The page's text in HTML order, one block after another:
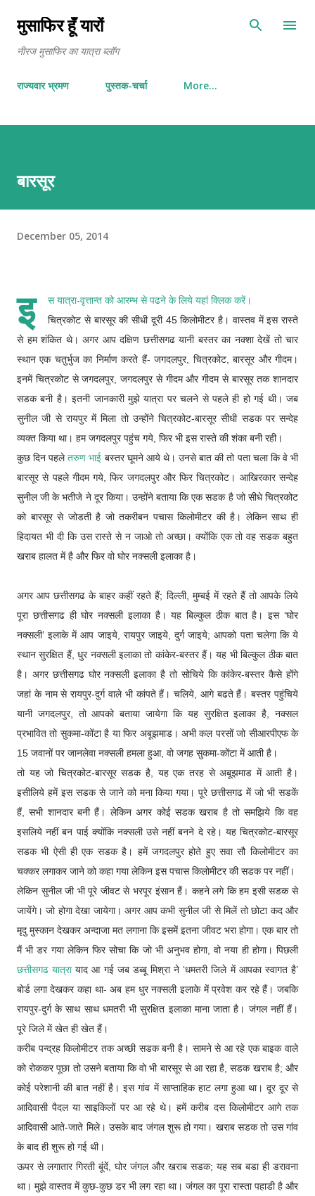
मुसाफिर हूँ यारों
नीरज मुसाफिर का यात्रा ब्लॉग
राज्यवार भ्रमण पुस्तक-चर्चा More…
बारसूर
December 05, 2014
इ स यात्रा-वृत्तान्त को आरम्भ से पढने के लिये यहां क्लिक करें।
चित्रकोट से बारसूर की सीधी दूरी 45 किलोमीटर है। वास्तव में इस रास्ते
से हम शंकित थे। अगर आप दक्षिण छत्तीसगढ यानी बस्तर का नक्शा देखें तो चार
स्थान एक चतुर्भुज का निर्माण करते हैं- जगदलपुर, चित्रकोट, बारसूर और गीदम।
इनमें चित्रकोट से जगदलपुर, जगदलपुर से गीदम और गीदम से बारसूर तक शानदार
सडक बनी है। इतनी जानकारी मुझे यात्रा पर चलने से पहले ही हो गई थी। जब
सुनील जी से रायपुर में मिला तो उन्होंने चित्रकोट-बारसूर सीधी सडक पर सन्देह
व्यक्त किया था। हम जगदलपुर पहुंच गये, फिर भी इस रास्ते की शंका बनी रही।
कुछ दिन पहलेतरुण भाई बस्तर घूमने आये थे। उनसे बात की तो पता चला कि वे भी
बारसूर से पहले गीदम गये, फिर जगदलपुर और फिर चित्रकोट। आखिरकार सन्देह
सुनील जी के भतीजे ने दूर किया। उन्होंने बताया कि एक सडक है जो सीधे चित्रकोट
को बारसूर से जोडती है जो तकरीबन पचास किलोमीटर की है। लेकिन साथ ही
हिदायत भी दी कि उस रास्ते से न जाओ तो अच्छा। क्योंकि एक तो वह सडक बहुत
खराब हालत में है और फिर वो घोर नक्सली इलाका है।
अगर आप छत्तीसगढ के बाहर कहीं रहते हैं; दिल्ली, मुम्बई में रहते हैं तो आपके लिये
पूरा छत्तीसगढ ही घोर नक्सली इलाका है। यह बिल्कुल ठीक बात है। इस ‘घोर
नक्सली’ इलाके में आप जाइये, रायपुर जाइये, दुर्ग जाइये; आपको पता चलेगा कि ये
स्थान सुरक्षित हैं, धुर नक्सली इलाका तो कांकेर-बस्तर हैं। यह भी बिल्कुल ठीक बात
है। अगर छत्तीसगढ घोर नक्सली इलाका है तो सोचिये कि कांकेर-बस्तर कैसे होंगे
जहां के नाम से रायपुर-दुर्ग वाले भी कांपते हैं। चलिये, आगे बढते हैं। बस्तर पहुंचिये
यानी जगदलपुर, तो आपको बताया जायेगा कि यह सुरक्षित इलाका है, नक्सल
प्रभावित तो सुकमा-कोंटा है या फिर अबूझमाड। अभी कल परसों जो सीआरपीएफ के
15 जवानों पर जानलेवा नक्सली हमला हुआ, वो जगह सुकमा-कोंटा में आती है।
तो यह जो चित्रकोट-बारसूर सडक है, यह एक तरह से अबूझमाड में आती है।
इसीलिये हमें इस सडक से जाने को मना किया गया। पूरे छत्तीसगढ में जो भी सडकें
हैं, सभी शानदार बनी हैं। लेकिन अगर कोई सडक खराब है तो समझिये कि वह
इसलिये नहीं बन पाई क्योंकि नक्सली उसे नहीं बनने दे रहे। यह चित्रकोट-बारसूर
सडक भी ऐसी ही एक सडक है। हमें जगदलपुर होते हुए सवा सौ किलोमीटर का
चक्कर लगाकर जाने को कहा गया लेकिन इस पचास किलोमीटर की सडक पर नहीं।
लेकिन सुनील जी भी पूरे जीवट से भरपूर इंसान हैं। कहने लगे कि हम इसी सडक से
जायेंगे। जो होगा देखा जायेगा। अगर आप कभी सुनील जी से मिलें तो छोटा कद और
मृदु मुस्कान देखकर अन्दाजा मत लगाना कि इसमें इतना जीवट भरा होगा। एक बार तो
मैं भी डर गया लेकिन फिर सोचा कि जो भी अनुभव होगा, वो नया ही होगा। पिछली
छत्तीसगढ यात्रायाद आ गई जब डब्बू मिश्रा ने ‘धमतरी जिले में आपका स्वागत है’
बोर्ड लगा देखकर कहा था- अब हम धुर नक्सली इलाके में प्रवेश कर रहे हैं। जबकि
रायपुर-दुर्ग के साथ साथ धमतरी भी सुरक्षित इलाका माना जाता है। जंगल नहीं हैं।
पूरे जिले में खेत ही खेत हैं।
करीब पन्द्रह किलोमीटर तक अच्छी सडक बनी है। सामने से आ रहे एक बाइक वाले
को रोककर पूछा तो उसने बताया कि वो भी बारसूर से आ रहा है, सडक खराब है; और
कोई परेशानी की बात नहीं है। इस गांव में साप्ताहिक हाट लगा हुआ था। दूर दूर से
आदिवासी पैदल या साइकिलों पर आ रहे थे। हमें करीब दस किलोमीटर आगे तक
आदिवासी आते-जाते मिले। उसके बाद जंगल शुरू हो गया। खराब सडक तो उस गांव
के बाद ही शुरू हो गई थी।
ऊपर से लगातार गिरती बूंदें, घोर जंगल और खराब सडक; यह सब बडा ही डरावना
था। मुझे वास्तव में कुछ-कुछ डर भी लग रहा था। जंगल का पूरा रास्ता पहाडी है और